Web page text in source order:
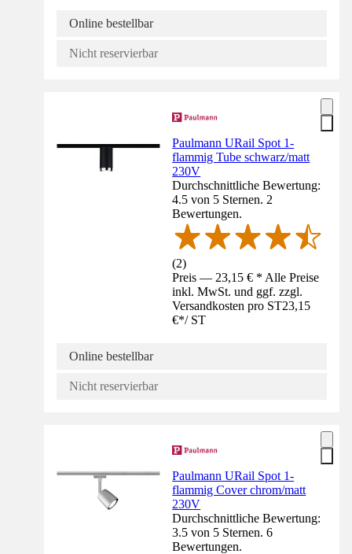
Online bestellbar
Nicht reservierbar
Paulmann URail Spot 1-
flammig Tube schwarz/matt
230V
Durchschnittliche Bewertung:
4.5 von 5 Sternen. 2
Bewertungen.
(2)
Preis — 23,15 € * Alle Preise
inkl. MwSt. und ggf. zzgl.
Versandkosten pro ST23,15
€*/ ST
Online bestellbar
Nicht reservierbar
Paulmann URail Spot 1-
flammig Cover chrom/matt
230V
Durchschnittliche Bewertung:
3.5 von 5 Sternen. 6
Bewertungen.